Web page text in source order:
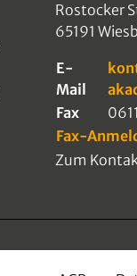
Rostocker
65191
E-
Mail
Fax
Fax-
Zum